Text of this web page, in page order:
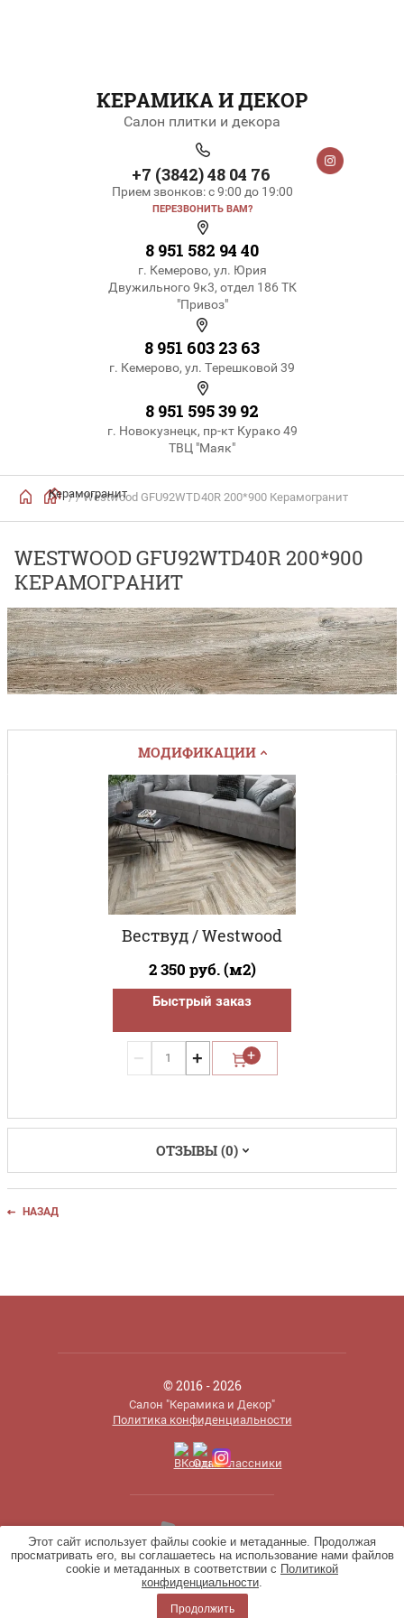
Этот сайт использует файлы cookie и метаданные. Продолжая
просматривать его, вы соглашаетесь на использование нами файлов
cookie и метаданных в соответствии с Политикой
конфиденциальности.
Продолжить
КЕРАМИКА И ДЕКОР
Салон плитки и декора
+7 (3842) 48 04 76
Прием звонков: с 9:00 до 19:00
ПЕРЕЗВОНИТЬ ВАМ?
8 951 582 94 40
г. Кемерово, ул. Юрия
Двужильного 9к3, отдел 186 ТК
"Привоз"
8 951 603 23 63
г. Кемерово, ул. Терешковой 39
8 951 595 39 92
г. Новокузнецк, пр-кт Курако 49
ТВЦ "Маяк"
/
Керамогранит
/ Westwood GFU92WTD40R 200*900 Керамогранит
WESTWOOD GFU92WTD40R 200*900
КЕРАМОГРАНИТ
МОДИФИКАЦИИ
Вествуд / Westwood
2 350 руб. (м2)
Быстрый заказ
− +
ОТЗЫВЫ (0)
НАЗАД
© 2016 - 2026
Салон "Керамика и Декор"
Политика конфиденциальности